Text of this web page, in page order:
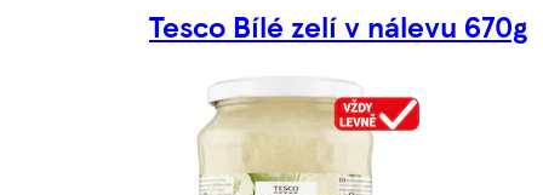
Tesco Bílé zelí v nálevu 670g